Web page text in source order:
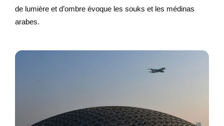
de lumière et d’ombre évoque les souks et les médinas
arabes.